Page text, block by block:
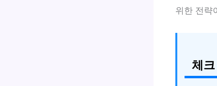
위한 전략
체